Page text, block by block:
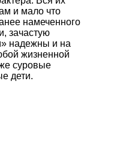
и мало что
намеченного
зачастую
надежны и на
жизненной
суровые
дети.